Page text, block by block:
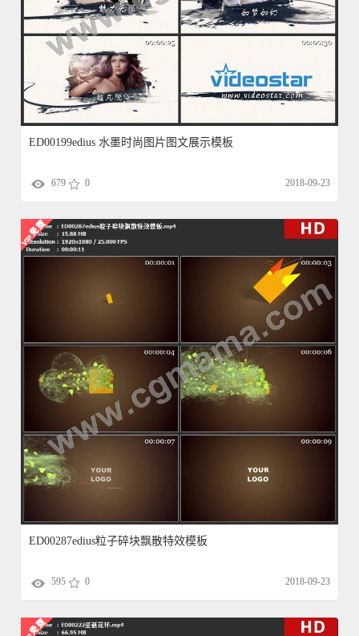
ED00199edius 水墨时尚图片图文展示模板
679 0 2018-09-23
ED00287edius粒子碎块飘散特效模板
595 0 2018-09-23